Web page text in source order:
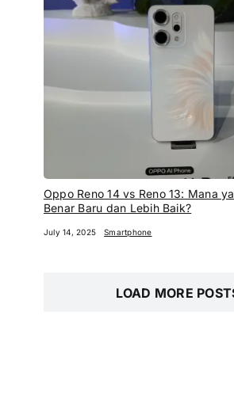
Oppo Reno 14 vs Reno 13: Mana
Benar Baru dan Lebih Baik?
July 14, 2025 Smartphone
LOAD MORE